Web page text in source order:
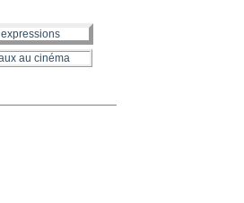
expressions
au cinéma